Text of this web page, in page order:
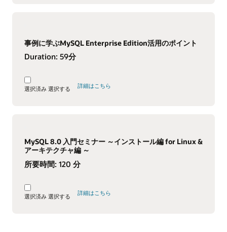
事例に学ぶMySQL Enterprise Edition活用のポイント
Duration: 59分
選択済み 選択する 詳細はこちら
MySQL 8.0 入門セミナー ～インストール編 for Linux &
アーキテクチャ編 ～
所要時間: 120 分
選択済み 選択する 詳細はこちら